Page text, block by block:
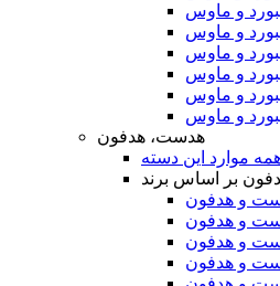
هدست، هدفون
موارد این دسته
بر اساس برند